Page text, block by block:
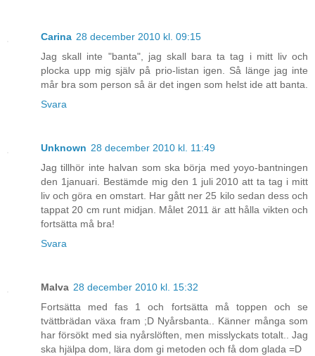
Carina 28 december 2010 kl. 09:15
Jag skall inte "banta", jag skall bara ta tag i mitt liv och
plocka upp mig själv på prio-listan igen. Så länge jag inte
mår bra som person så är det ingen som helst ide att banta.
Svara
Unknown 28 december 2010 kl. 11:49
Jag tillhör inte halvan som ska börja med yoyo-bantningen
den 1januari. Bestämde mig den 1 juli 2010 att ta tag i mitt
liv och göra en omstart. Har gått ner 25 kilo sedan dess och
tappat 20 cm runt midjan. Målet 2011 är att hålla vikten och
fortsätta må bra!
Svara
Malva 28 december 2010 kl. 15:32
Fortsätta med fas 1 och fortsätta må toppen och se
tvättbrädan växa fram ;D Nyårsbanta.. Känner många som
har försökt med sia nyårslöften, men misslyckats totalt.. Jag
ska hjälpa dom, lära dom gi metoden och få dom glada =D